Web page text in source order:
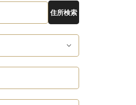
住所検索